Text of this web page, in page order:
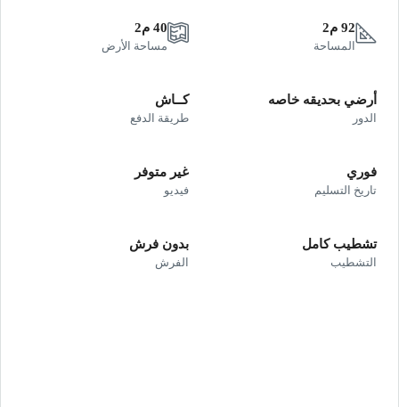
92 م2
المساحة
40 م2
مساحة الأرض
أرضي بحديقه خاصه
الدور
كــاش
طريقة الدفع
فوري
تاريخ التسليم
غير متوفر
فيديو
تشطيب كامل
التشطيب
بدون فرش
الفرش